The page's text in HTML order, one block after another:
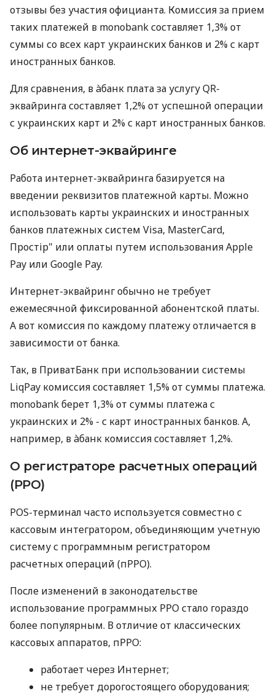
отзывы без участия официанта. Комиссия за прием
таких платежей в monobank составляет 1,3% от
суммы со всех карт украинских банков и 2% с карт
иностранных банков.
Для сравнения, в àбанк плата за услугу QR-
эквайринга составляет 1,2% от успешной операции
с украинских карт и 2% с карт иностранных банков.
Об интернет-эквайринге
Работа интернет-эквайринга базируется на
введении реквизитов платежной карты. Можно
использовать карты украинских и иностранных
банков платежных систем Visa, MasterCard,
Простір" или оплаты путем использования Apple
Pay или Google Pay.
Интернет-эквайринг обычно не требует
ежемесячной фиксированной абонентской платы.
А вот комиссия по каждому платежу отличается в
зависимости от банка.
Так, в ПриватБанк при использовании системы
LiqPay комиссия составляет 1,5% от суммы платежа.
monobank берет 1,3% от суммы платежа с
украинских и 2% - с карт иностранных банков. А,
например, в àбанк комиссия составляет 1,2%.
О регистраторе расчетных операций
(РРО)
POS-терминал часто используется совместно с
кассовым интегратором, объединяющим учетную
систему с программным регистратором
расчетных операций (пРРО).
После изменений в законодательстве
использование программных РРО стало гораздо
более популярным. В отличие от классических
кассовых аппаратов, пРРО:
работает через Интернет;
не требует дорогостоящего оборудования;